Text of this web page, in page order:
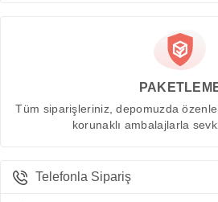
Tüm siparişleriniz, depomuzda
korunaklı ambalajlarla
Telefonla Sipariş